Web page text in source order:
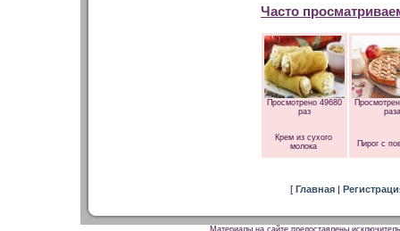
Часто
Просмотрено 49680
раз
Крем из сухого
молока
раза
Пирог с
[ Главная |
Материалы на сайте предоставлены